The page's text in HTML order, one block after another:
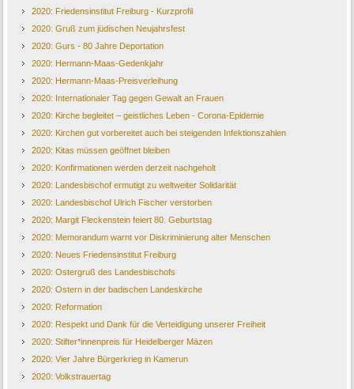
2020: Friedensinstitut Freiburg - Kurzprofil
2020: Gruß zum jüdischen Neujahrsfest
2020: Gurs - 80 Jahre Deportation
2020: Hermann-Maas-Gedenkjahr
2020: Hermann-Maas-Preisverleihung
2020: Internationaler Tag gegen Gewalt an Frauen
2020: Kirche begleitet – geistliches Leben - Corona-Epidemie
2020: Kirchen gut vorbereitet auch bei steigenden Infektionszahlen
2020: Kitas müssen geöffnet bleiben
2020: Konfirmationen werden derzeit nachgeholt
2020: Landesbischof ermutigt zu weltweiter Solidarität
2020: Landesbischof Ulrich Fischer verstorben
2020: Margit Fleckenstein feiert 80. Geburtstag
2020: Memorandum warnt vor Diskriminierung alter Menschen
2020: Neues Friedensinstitut Freiburg
2020: Ostergruß des Landesbischofs
2020: Ostern in der badischen Landeskirche
2020: Reformation
2020: Respekt und Dank für die Verteidigung unserer Freiheit
2020: Stifter*innenpreis für Heidelberger Mäzen
2020: Vier Jahre Bürgerkrieg in Kamerun
2020: Volkstrauertag